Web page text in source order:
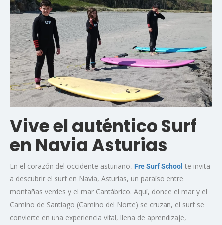
Vive el auténtico Surf
en Navia Asturias
En el corazón del occidente asturiano, Fre Surf School te invita
a descubrir el surf en Navia, Asturias, un paraíso entre
montañas verdes y el mar Cantábrico. Aquí, donde el mar y el
Camino de Santiago (Camino del Norte) se cruzan, el surf se
convierte en una experiencia vital, llena de aprendizaje,